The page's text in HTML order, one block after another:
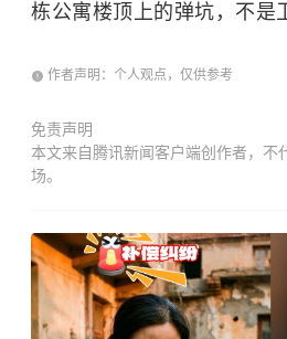
栋公寓楼顶上的弹坑，不是
作者声明：个人观点，仅供参考
免责声明
本文来自腾讯新闻客户端创作者，不
场。